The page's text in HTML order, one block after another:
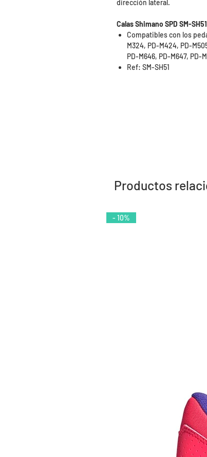
dirección lateral.
Calas Shimano SPD SM-
Compatibles con los
M324, PD-M424, PD-
PD-M646, PD-M647, PD-
Ref: SM-SH51
Productos
- 10%